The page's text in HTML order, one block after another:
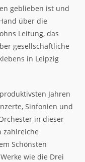
geblieben ist und
über die
Leitung, das
gesellschaftliche
in Leipzig
Jahren
Sinfonien und
in dieser
zahlreiche
Schönsten
wie die Drei